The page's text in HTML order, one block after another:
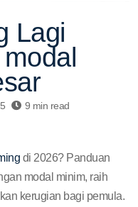
Lagi
9 min read
di 2026? Panduan
modal minim, raih
kerugian bagi pemula.